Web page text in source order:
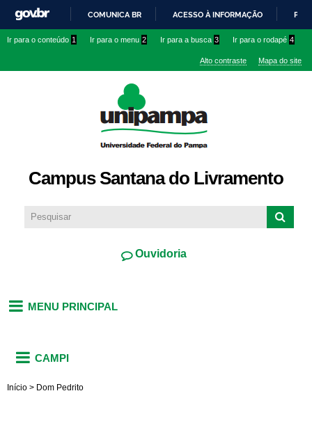
conteúdo
IR
O
COMUNICA BR ACESSO À INFORMAÇÃO
Ir para o conteúdo 1 Ir para o menu 2 Ir para a busca 3 Ir para o rodapé 4
Alto contraste Mapa do site
Campus Santana do Livramento
Ouvidoria
MENU PRINCIPAL
CAMPI
Início > Dom Pedrito